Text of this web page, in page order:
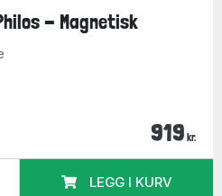
- Magnetisk
919 kr.
LEGG I KURV